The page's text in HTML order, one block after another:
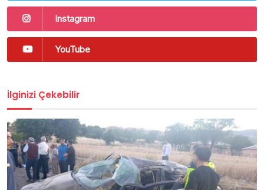
Instagram
YouTube
İlginizi Çekebilir